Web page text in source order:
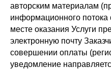
авторским материалам
информационного
месте оказания Услуги
электронную почту
совершении оплаты
уведомление